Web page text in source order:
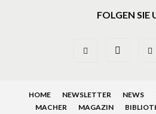
FOLGEN SIE
HOME NEWSLETTER NEWS
MACHER
MAGAZIN